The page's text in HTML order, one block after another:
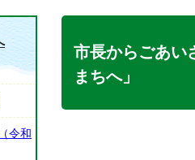
市長からごあい
まちへ」
令和